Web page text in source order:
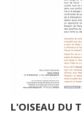
L'OISEAU DU